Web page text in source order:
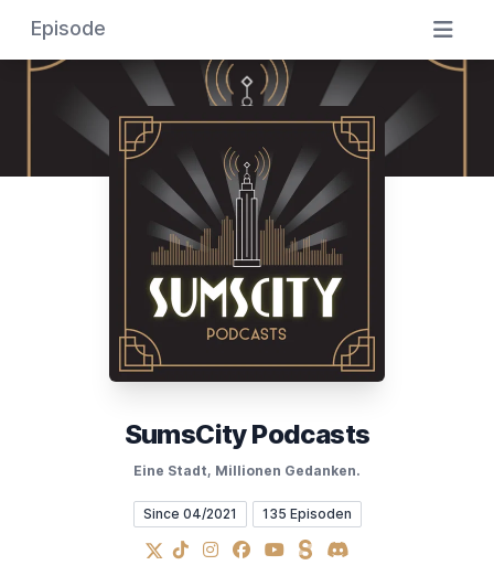
Episode
SumsCity Podcasts
Eine Stadt, Millionen Gedanken.
Since 04/2021 135 Episoden
X TikTokInstagram
Facebook
YouTube
SteadyDiscord